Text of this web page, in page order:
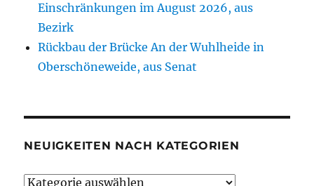
Einschränkungen im August 2026, aus
Bezirk
Rückbau der Brücke An der Wuhlheide in
Oberschöneweide, aus Senat
NEUIGKEITEN NACH KATEGORIEN
Neuigkeiten